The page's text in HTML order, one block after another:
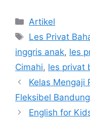
Categories
Artikel
Tags
Les Privat
inggris anak, les
Cimahi, les privat
Kelas Mengaji
Fleksibel
English for